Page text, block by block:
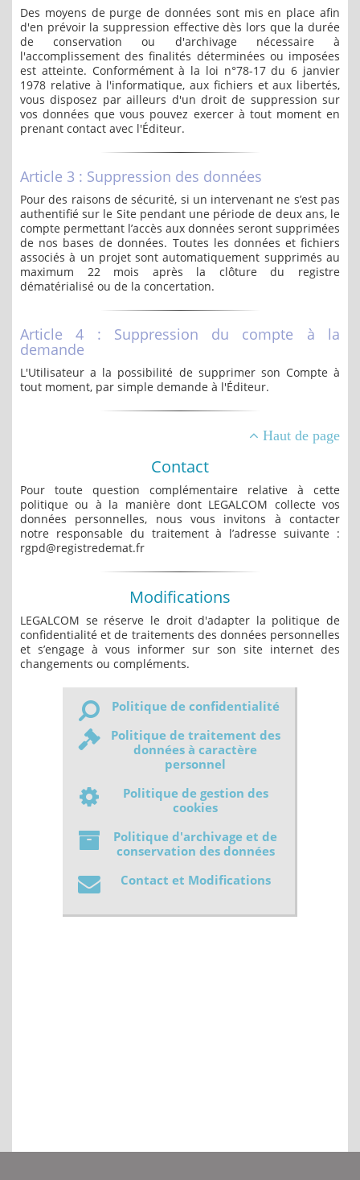
Des moyens de purge de données sont mis en place afin
d'en prévoir la suppression effective dès lors que la durée
de conservation ou d'archivage nécessaire à
l'accomplissement des finalités déterminées ou imposées
est atteinte. Conformément à la loi n°78-17 du 6 janvier
1978 relative à l'informatique, aux fichiers et aux libertés,
vous disposez par ailleurs d'un droit de suppression sur
vos données que vous pouvez exercer à tout moment en
prenant contact avec l'Éditeur.
Article 3 : Suppression des données
Pour des raisons de sécurité, si un intervenant ne s’est pas
authentifié sur le Site pendant une période de deux ans, le
compte permettant l’accès aux données seront supprimées
de nos bases de données. Toutes les données et fichiers
associés à un projet sont automatiquement supprimés au
maximum 22 mois après la clôture du registre
dématérialisé ou de la concertation.
Article 4 : Suppression du compte à la
demande
L'Utilisateur a la possibilité de supprimer son Compte à
tout moment, par simple demande à l'Éditeur.
Haut de page
Contact
Pour toute question complémentaire relative à cette
politique ou à la manière dont LEGALCOM collecte vos
données personnelles, nous vous invitons à contacter
notre responsable du traitement à l’adresse suivante :
rgpd@registredemat.fr
Modifications
LEGALCOM se réserve le droit d'adapter la politique de
confidentialité et de traitements des données personnelles
et s’engage à vous informer sur son site internet des
changements ou compléments.
Politique de confidentialité
Politique de traitement des
données à caractère
personnel
Politique de gestion des
cookies
Politique d'archivage et de
conservation des données
Contact et Modifications